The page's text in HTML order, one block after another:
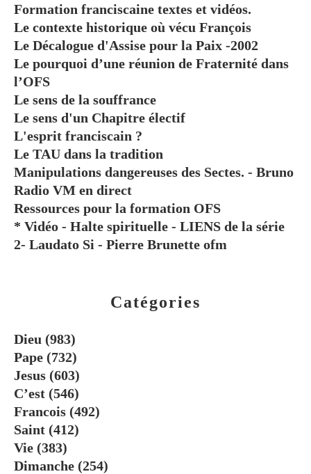
Catégories
Dieu (983)
Pape (732)
Jesus (603)
C’est (546)
Francois (492)
Saint (412)
Vie (383)
Dimanche (254)
Formation franciscaine textes et vidéos.
Le contexte historique où vécu François
Le Décalogue d'Assise pour la Paix -2002
Le pourquoi d’une réunion de Fraternité dans
l’OFS
Le sens de la souffrance
Le sens d'un Chapitre électif
L'esprit franciscain ?
Le TAU dans la tradition
Manipulations dangereuses des Sectes. - Bruno
Radio VM en direct
Ressources pour la formation OFS
* Vidéo - Halte spirituelle - LIENS de la série
2- Laudato Si - Pierre Brunette ofm